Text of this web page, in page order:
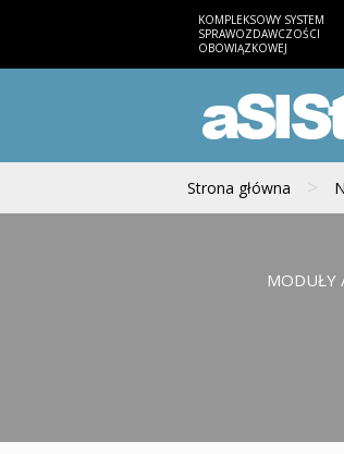
KOMPLEKSOWY SYSTEM
SPRAWOZDAWCZOŚCI
OBOWIĄZKOWEJ
Strona główna >
MODUŁY